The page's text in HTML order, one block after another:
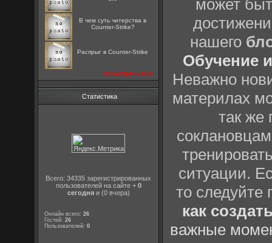
В чем суть читерства в
Counter-Strike?
Распрыг в Counter-Strike
посмотреть все
Статистика
Всего: 34335 зарегистрированных
пользователей на сайте + 0
сегодняи (0 вчера)
Онлайн всего:26
Гостей:26
Пользователей:0
может
нашего
Обучение
Неважно
материлах
так же
ситуации.
то
как
важные